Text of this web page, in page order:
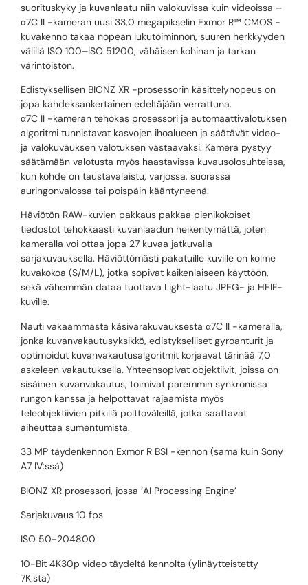
suorituskyky ja kuvanlaatu niin valokuvissa kuin videoissa –
α7C II -kameran uusi 33,0 megapikselin Exmor R™ CMOS -
kuvakenno takaa nopean lukutoiminnon, suuren herkkyyden
välillä ISO 100–ISO 51200, vähäisen kohinan ja tarkan
värintoiston.
Edistyksellisen BIONZ XR -prosessorin käsittelynopeus on
jopa kahdeksankertainen edeltäjään verrattuna.
α7C II -kameran tehokas prosessori ja automaattivalotuksen
algoritmi tunnistavat kasvojen ihoalueen ja säätävät video-
ja valokuvauksen valotuksen vastaavaksi. Kamera pystyy
säätämään valotusta myös haastavissa kuvausolosuhteissa,
kun kohde on taustavalaistu, varjossa, suorassa
auringonvalossa tai poispäin kääntyneenä.
Häviötön RAW-kuvien pakkaus pakkaa pienikokoiset
tiedostot tehokkaasti kuvanlaadun heikentymättä, joten
kameralla voi ottaa jopa 27 kuvaa jatkuvalla
sarjakuvauksella. Häviöttömästi pakatuille kuville on kolme
kuvakokoa (S/M/L), jotka sopivat kaikenlaiseen käyttöön,
sekä vähemmän dataa tuottava Light-laatu JPEG- ja HEIF-
kuville.
Nauti vakaammasta käsivarakuvauksesta α7C II -kameralla,
jonka kuvanvakautusyksikkö, edistykselliset gyroanturit ja
optimoidut kuvanvakautusalgoritmit korjaavat tärinää 7,0
askeleen vakautuksella. Yhteensopivat objektiivit, joissa on
sisäinen kuvanvakautus, toimivat paremmin synkronissa
rungon kanssa ja helpottavat rajaamista myös
teleobjektiivien pitkillä polttoväleillä, jotka saattavat
aiheuttaa sumentumista.
33 MP täydenkennon Exmor R BSI -kennon (sama kuin Sony
A7 IV:ssä)
BIONZ XR prosessori, jossa ’AI Processing Engine’
Sarjakuvaus 10 fps
ISO 50-204800
10-Bit 4K30p video täydeltä kennolta (ylinäytteistetty
7K:sta)